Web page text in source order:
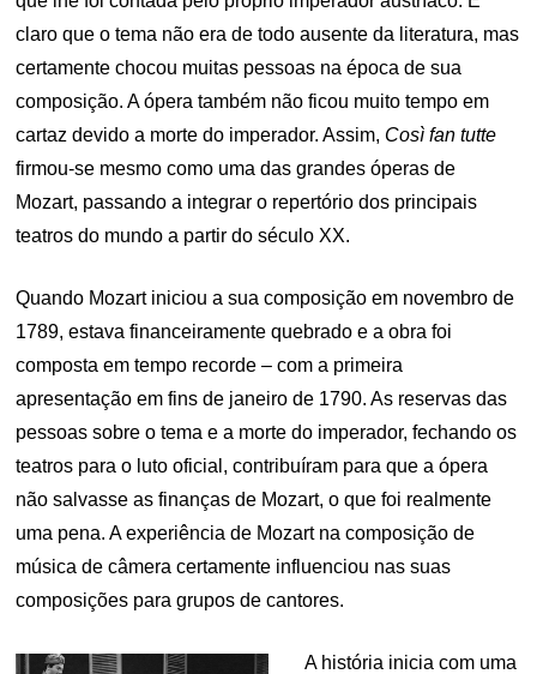
claro que o tema não era de todo ausente da literatura, mas
certamente chocou muitas pessoas na época de sua
composição. A ópera também não ficou muito tempo em
cartaz devido a morte do imperador. Assim, Così fan tutte
firmou-se mesmo como uma das grandes óperas de
Mozart, passando a integrar o repertório dos principais
teatros do mundo a partir do século XX.
Quando Mozart iniciou a sua composição em novembro de
1789, estava financeiramente quebrado e a obra foi
composta em tempo recorde – com a primeira
apresentação em fins de janeiro de 1790. As reservas das
pessoas sobre o tema e a morte do imperador, fechando os
teatros para o luto oficial, contribuíram para que a ópera
não salvasse as finanças de Mozart, o que foi realmente
uma pena. A experiência de Mozart na composição de
música de câmera certamente influenciou nas suas
composições para grupos de cantores.
A história inicia com uma